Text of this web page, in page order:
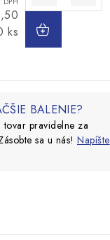
ks
BALENIE?
tovar pravidelne za
sa u nás! Napíšte